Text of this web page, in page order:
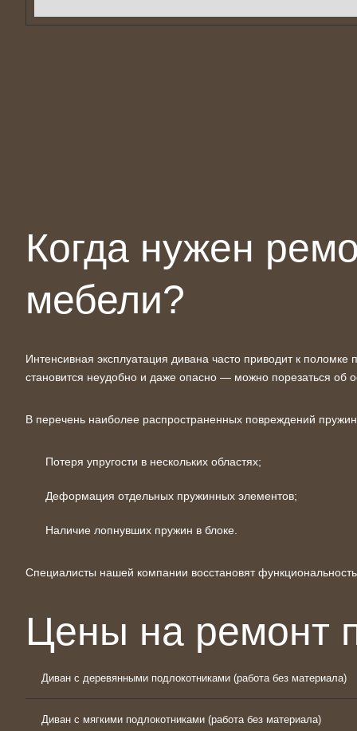
Когда нужен
мебели?
Интенсивная эксплуатация дивана часто приводит к
становится неудобно и даже опасно — можно порезаться об
В перечень наиболее распространенных повреждений
Потеря упругости в нескольких областях;
Деформация отдельных пружинных элементов;
Наличие лопнувших пружин в блоке.
Специалисты нашей компании восстановят
Цены на ремонт
Диван с деревянными подлокотниками (работа без материала)
Диван с мягкими подлокотниками (работа без материала)